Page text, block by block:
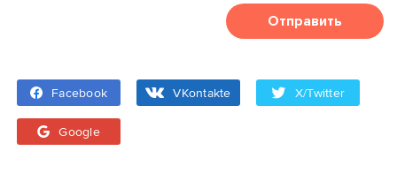
Отправить
Facebook VKontakte X/Twitter
Google